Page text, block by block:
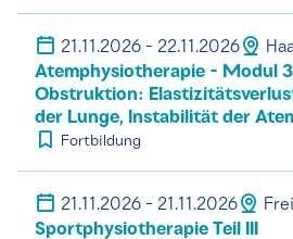
21.11.2026 - 22.11.2026
Atemphysiotherapie - Modul
Obstruktion:
der Lunge, Instabilität der
Fortbildung
21.11.2026 - 21.11.2026
Sportphysiotherapie Teil III